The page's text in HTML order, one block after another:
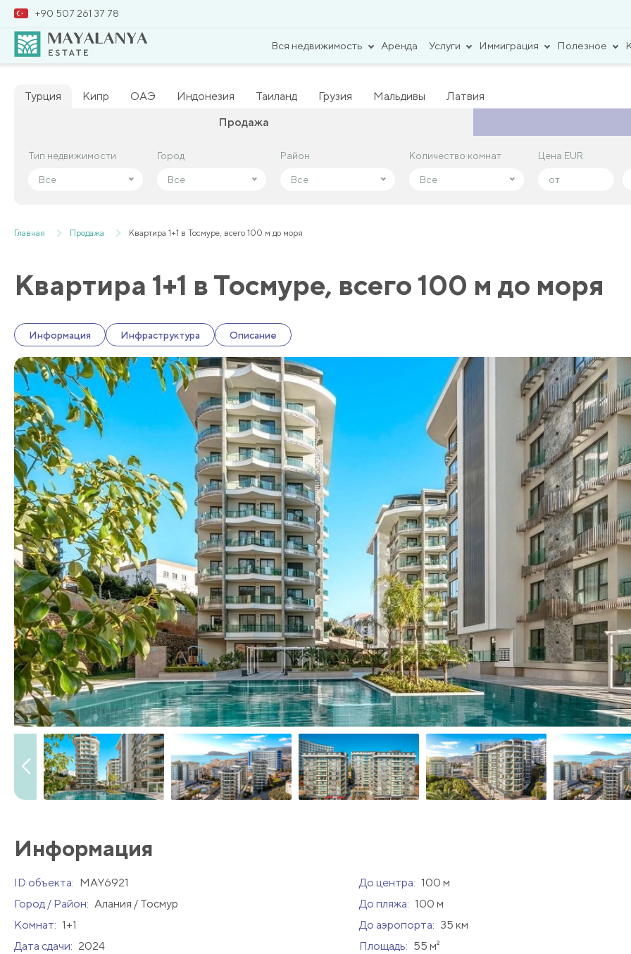
+90 507 261 37 78
Вся недвижимость Аренда Услуги Иммиграция Полезное
Турция Кипр ОАЭ Индонезия Таиланд Грузия Мальдивы
Латвия
Продажа
Тип недвижимости
Все
Город
Все
Район
Все
Количество комнат
Все
Цена EUR
Тип недвижимости
Все
Город
Все
Район
Все
Количество комнат
Все
Цена EUR
Главная Продажа Квартира 1+1 в Тосмуре, всего 100 м до моря
Квартира 1+1 в Тосмуре, всего 100 м до моря
Информация Инфраструктура Описание
Информация
ID объекта: MAY6921 До центра: 100 м
Город / Район: Алания / Тосмур До пляжа: 100 м
Комнат: 1+1 До аэропорта: 35 км
Дата сдачи: 2024 Площадь: 55 м²